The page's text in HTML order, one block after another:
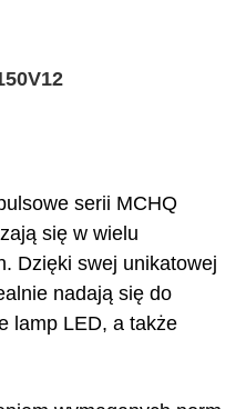
serii MCHQ
się w wielu
Dzięki swej unikatowej
nadają się do
lamp LED, a także